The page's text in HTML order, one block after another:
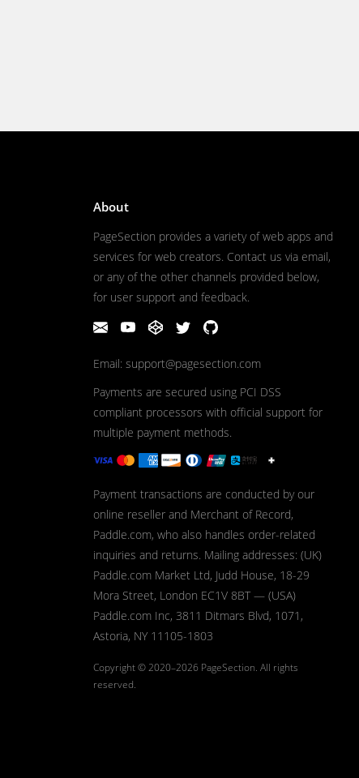
About
PageSection provides a variety of web apps and
services for web creators. Contact us via email,
or any of the other channels provided below,
for user support and feedback.
Email: support@pagesection.com
Payments are secured using PCI DSS
compliant processors with official support for
multiple payment methods.
Payment transactions are conducted by our
online reseller and Merchant of Record,
Paddle.com, who also handles order-related
inquiries and returns. Mailing addresses: (UK)
Paddle.com Market Ltd, Judd House, 18-29
Mora Street, London EC1V 8BT — (USA)
Paddle.com Inc, 3811 Ditmars Blvd, 1071,
Astoria, NY 11105-1803
Copyright © 2020–2026 PageSection. All rights
reserved.